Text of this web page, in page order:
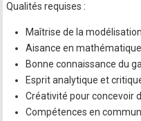
Qualités requises :
Maîtrise de la
Aisance en
Bonne connaissance du
Esprit analytique et
Créativité pour concevoir
Compétences en